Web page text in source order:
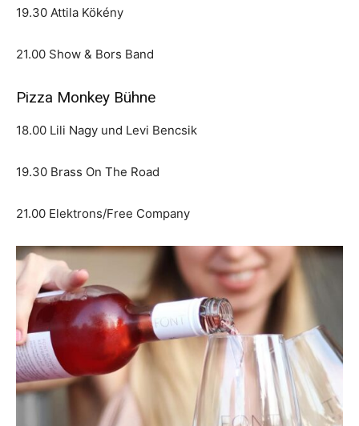
19.30 Attila Kökény
21.00 Show & Bors Band
Pizza Monkey Bühne
18.00 Lili Nagy und Levi Bencsik
19.30 Brass On The Road
21.00 Elektrons/Free Company